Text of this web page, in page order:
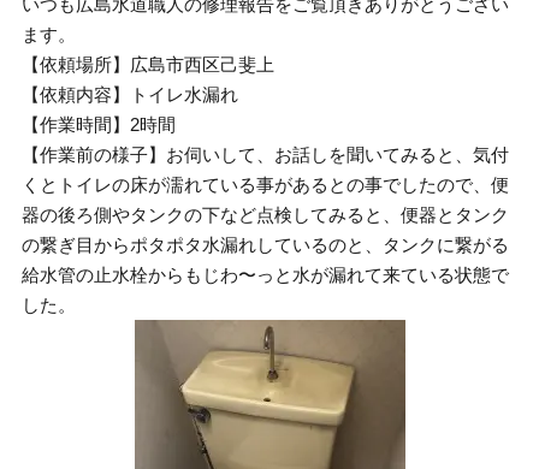
いつも広島水道職人の修理報告をご覧頂きありがとうござい
ます。
【依頼場所】広島市西区己斐上
【依頼内容】トイレ水漏れ
【作業時間】2時間
【作業前の様子】お伺いして、お話しを聞いてみると、気付
くとトイレの床が濡れている事があるとの事でしたので、便
器の後ろ側やタンクの下など点検してみると、便器とタンク
の繋ぎ目からポタポタ水漏れしているのと、タンクに繋がる
給水管の止水栓からもじわ〜っと水が漏れて来ている状態で
した。